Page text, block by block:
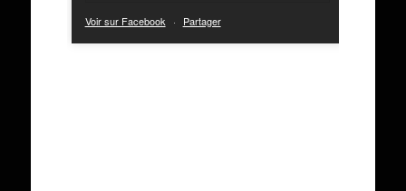
Voir sur Facebook · Partager